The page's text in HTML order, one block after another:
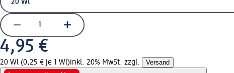
4,95 €
20 Wl (0,25 € je 1 Wl)inkl. 20% MwSt. zzgl. Versand